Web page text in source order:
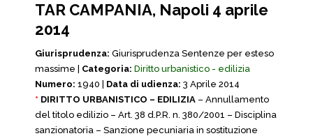
TAR CAMPANIA, Napoli 4 aprile
2014
Giurisprudenza: Giurisprudenza Sentenze per esteso
massime | Categoria: Diritto urbanistico - edilizia
Numero: 1940 | Data di udienza: 3 Aprile 2014
* DIRITTO URBANISTICO – EDILIZIA – Annullamento
del titolo edilizio – Art. 38 d.P.R. n. 380/2001 – Disciplina
sanzionatoria – Sanzione pecuniaria in sostituzione